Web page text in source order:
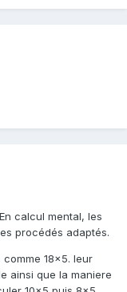
calcul mental, les
procédés adaptés.
18x5. leur
ainsi que la maniere